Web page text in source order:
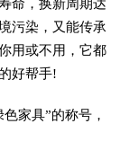
命，换新周期达
污染，又能传承
用或不用，它都
好帮手!
家具”的称号，